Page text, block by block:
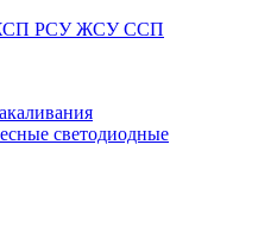
РСУ ЖСУ ССП
светодиодные